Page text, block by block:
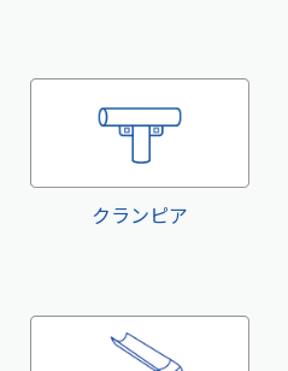
クランピア